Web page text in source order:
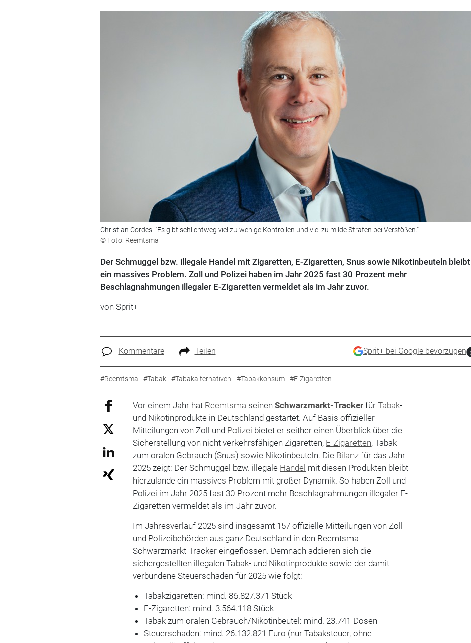
Christian Cordes: "Es gibt schlichtweg viel zu wenige Kontrollen und viel zu milde Strafen bei Verstößen."
© Foto: Reemtsma
Der Schmuggel bzw. illegale Handel mit Zigaretten, E-Zigaretten, Snus sowie Nikotinbeuteln bleibt
ein massives Problem. Zoll und Polizei haben im Jahr 2025 fast 30 Prozent mehr
Beschlagnahmungen illegaler E-Zigaretten vermeldet als im Jahr zuvor.
von Sprit+
Kommentare Teilen Sprit+ bei Google bevorzugen
#Reemtsma #Tabak #Tabakalternativen #Tabakkonsum #E-Zigaretten
Vor einem Jahr hat Reemtsma seinenSchwarzmarkt-Tracker fürTabak-
und Nikotinprodukte in Deutschland gestartet. Auf Basis offizieller
Mitteilungen von Zoll und Polizei bietet er seither einen Überblick über die
Sicherstellung von nicht verkehrsfähigen Zigaretten, E-Zigaretten, Tabak
zum oralen Gebrauch (Snus) sowie Nikotinbeuteln. Die Bilanz für das Jahr
2025 zeigt: Der Schmuggel bzw. illegale Handel mit diesen Produkten bleibt
hierzulande ein massives Problem mit großer Dynamik. So haben Zoll und
Polizei im Jahr 2025 fast 30 Prozent mehr Beschlagnahmungen illegaler E-
Zigaretten vermeldet als im Jahr zuvor.
Im Jahresverlauf 2025 sind insgesamt 157 offizielle Mitteilungen von Zoll-
und Polizeibehörden aus ganz Deutschland in den Reemtsma
Schwarzmarkt-Tracker eingeflossen. Demnach addieren sich die
sichergestellten illegalen Tabak- und Nikotinprodukte sowie der damit
verbundene Steuerschaden für 2025 wie folgt:
Tabakzigaretten: mind. 86.827.371 Stück
E-Zigaretten: mind. 3.564.118 Stück
Tabak zum oralen Gebrauch/Nikotinbeutel: mind. 23.741 Dosen
Steuerschaden: mind. 26.132.821 Euro (nur Tabaksteuer, ohne